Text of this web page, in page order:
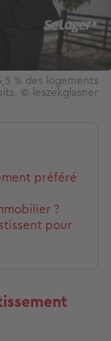
% des logements
© leszekglasner
préféré
?
pour